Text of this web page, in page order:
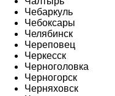
Чебаркуль
Чебоксары
Челябинск
Череповец
Черкесск
Черноголовка
Черногорск
Черняховск